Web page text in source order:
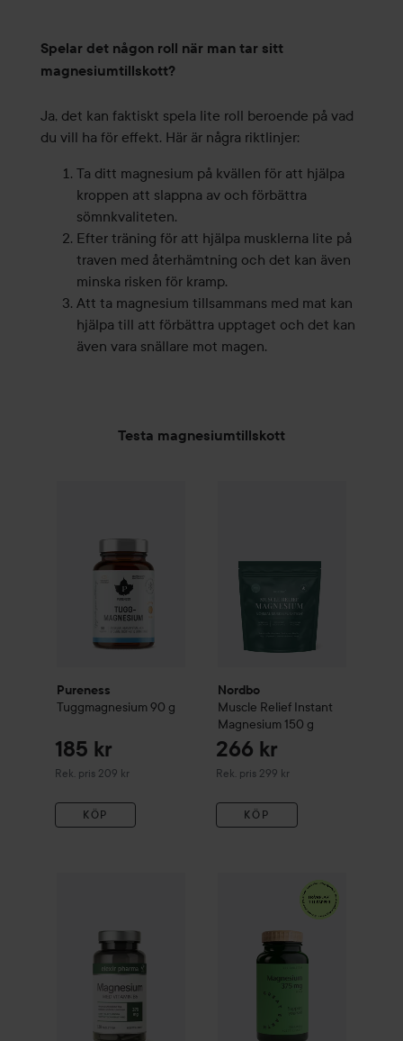
Spelar det någon roll när man tar sitt
magnesiumtillskott?
Ja, det kan faktiskt spela lite roll beroende på vad
du vill ha för effekt. Här är några riktlinjer:
Ta ditt magnesium på kvällen för att hjälpa
kroppen att slappna av och förbättra
sömnkvaliteten.
Efter träning för att hjälpa musklerna lite på
traven med återhämtning och det kan även
minska risken för kramp.
Att ta magnesium tillsammans med mat kan
hjälpa till att förbättra upptaget och det kan
även vara snällare mot magen.
Testa magnesiumtillskott
Pureness
Tuggmagnesium90 g
185 kr
Rek. pris 209 kr
Rekommenderat pris 209 kr
KÖP
Nordbo
Muscle Relief Instant
Magnesium 150 g
266 kr
Rek. pris 299 kr
Rekommenderat pris 299 kr
KÖP
129 kr
Rekommenderat pris 149 kr
Magnesium